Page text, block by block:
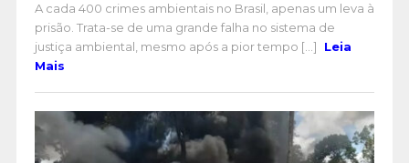
A cada 400 crimes ambientais no Brasil, apenas um leva à
prisão. Trata-se de uma grande falha no sistema de
justiça ambiental, mesmo após a pior tempo [...]
Leia
Mais